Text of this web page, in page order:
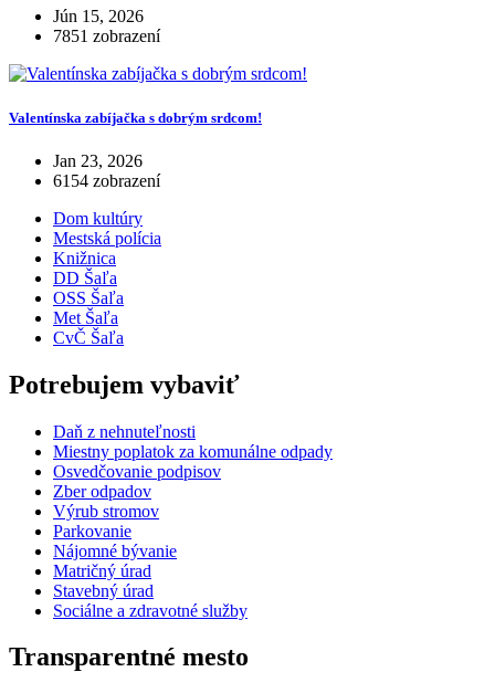
Jún 15, 2026
7851 zobrazení
Valentínska zabíjačka s dobrým srdcom!
Jan 23, 2026
6154 zobrazení
Dom kultúry
Mestská polícia
Knižnica
DD Šaľa
OSS Šaľa
Met Šaľa
CvČ Šaľa
Potrebujem vybaviť
Daň z nehnuteľnosti
Miestny poplatok za komunálne odpady
Osvedčovanie podpisov
Zber odpadov
Výrub stromov
Parkovanie
Nájomné bývanie
Matričný úrad
Stavebný úrad
Sociálne a zdravotné služby
Transparentné mesto